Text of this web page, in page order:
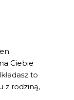
Ciebie
to
z rodziną,